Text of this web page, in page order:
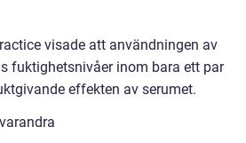
visade att användningen av
fuktighetsnivåer inom bara ett par
effekten av serumet.